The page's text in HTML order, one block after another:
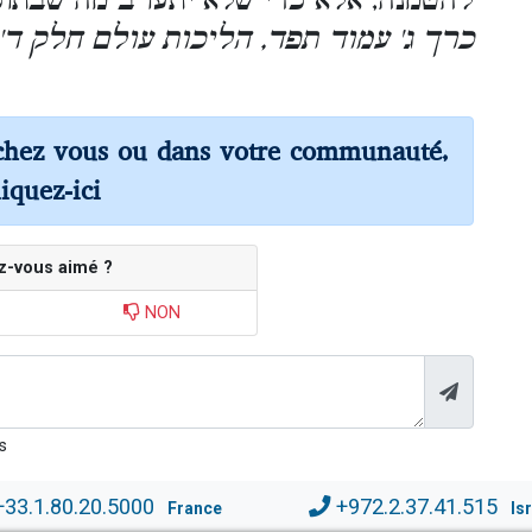
כרך ג' עמוד תפד, הליכות עולם חלק
vous ou dans votre communauté,
ici
vous aimé ?
NON
France +972.2.37.41.515